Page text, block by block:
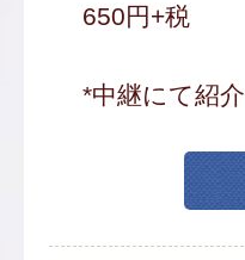
650円+税
*中継にて紹介